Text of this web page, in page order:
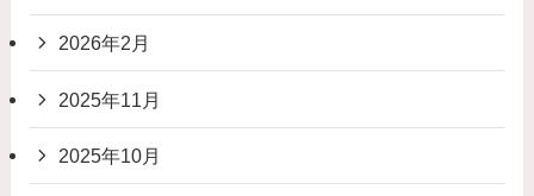
2026年2月
2025年11月
2025年10月